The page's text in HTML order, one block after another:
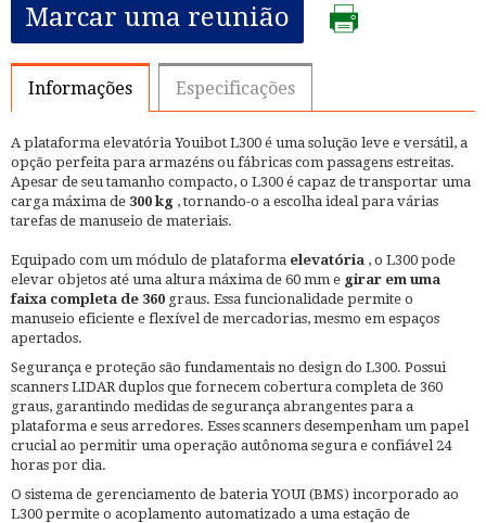
Marcar uma reunião
Informações Especificações
A plataforma elevatória Youibot L300 é uma solução leve e versátil, a
opção perfeita para armazéns ou fábricas com passagens estreitas.
Apesar de seu tamanho compacto, o L300 é capaz de transportar uma
carga máxima de 300 kg , tornando-o a escolha ideal para várias
tarefas de manuseio de materiais.
Equipado com um módulo de plataforma elevatória , o L300 pode
elevar objetos até uma altura máxima de 60 mm e girar em uma
faixa completa de 360 graus. Essa funcionalidade permite o
manuseio eficiente e flexível de mercadorias, mesmo em espaços
apertados.
Segurança e proteção são fundamentais no design do L300. Possui
scanners LIDAR duplos que fornecem cobertura completa de 360
graus, garantindo medidas de segurança abrangentes para a
plataforma e seus arredores. Esses scanners desempenham um papel
crucial ao permitir uma operação autônoma segura e confiável 24
horas por dia.
O sistema de gerenciamento de bateria YOUI (BMS) incorporado ao
L300 permite o acoplamento automatizado a uma estação de